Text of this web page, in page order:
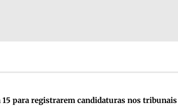
15 para registrarem candidaturas nos tribunais